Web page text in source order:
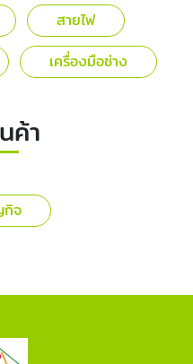
สายไฟ
เครื่องมือช่าง
ค้า
จ